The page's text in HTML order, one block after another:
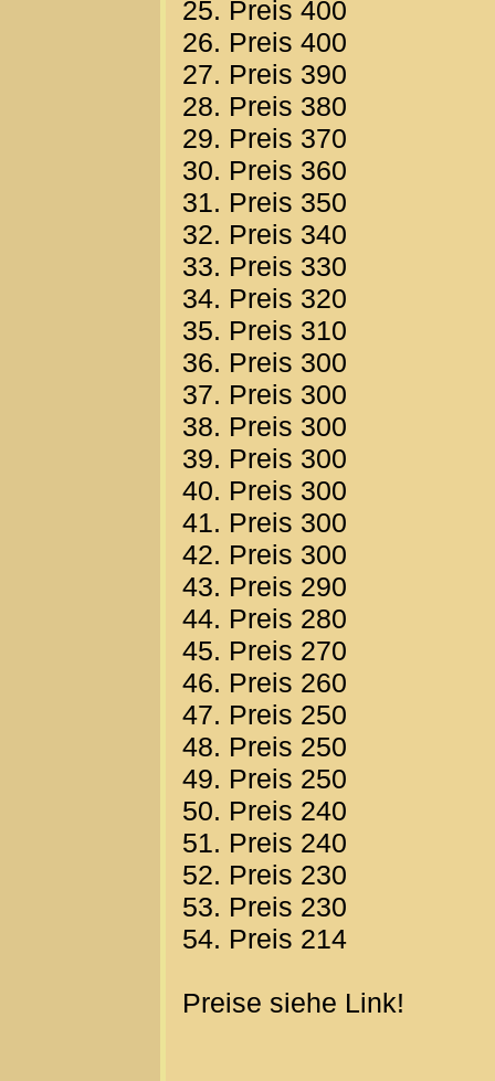
25. Preis 400
26. Preis 400
27. Preis 390
28. Preis 380
29. Preis 370
30. Preis 360
31. Preis 350
32. Preis 340
33. Preis 330
34. Preis 320
35. Preis 310
36. Preis 300
37. Preis 300
38. Preis 300
39. Preis 300
40. Preis 300
41. Preis 300
42. Preis 300
43. Preis 290
44. Preis 280
45. Preis 270
46. Preis 260
47. Preis 250
48. Preis 250
49. Preis 250
50. Preis 240
51. Preis 240
52. Preis 230
53. Preis 230
54. Preis 214
Preise siehe Link!